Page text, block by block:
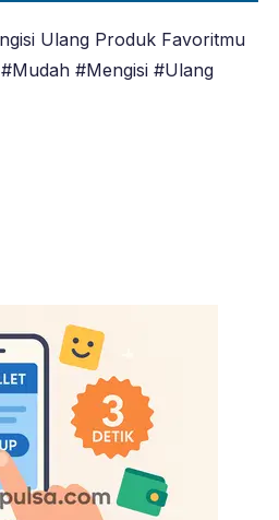
Ulang Produk Favoritmu
#Mengisi #Ulang